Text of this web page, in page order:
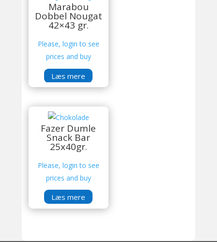
Marabou
Dobbel Nougat
42×43 gr.
Please, login to see
prices and buy
Læs mere
Fazer Dumle
Snack Bar
25x40gr.
Please, login to see
prices and buy
Læs mere